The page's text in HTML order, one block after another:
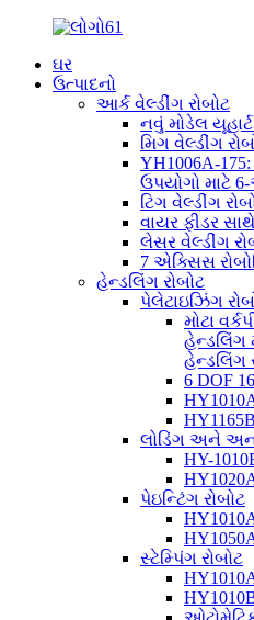
ઘર
ઉત્પાદનો
આર્ક વેલ્ડીંગ રોબોટ
નવું મોડેલ
મિગ વેલ્ડીંગ
YH1006A-
ઉપયોગો માટે
ટિગ વેલ્ડીંગ
વાયર ફીડર
લેસર વેલ્ડીંગ
7 એક્સિસ
હેન્ડલિંગ રોબોટ
પેલેટાઇઝિંગ
મોટા
હેન્ડલિંગ
હેન્ડલિંગ
6 DOF
લોડિંગ અને
HY-
પેઇન્ટિંગ રોબોટ
સ્ટેમ્પિંગ રોબોટ